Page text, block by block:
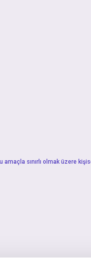
sınırlı olmak üzere